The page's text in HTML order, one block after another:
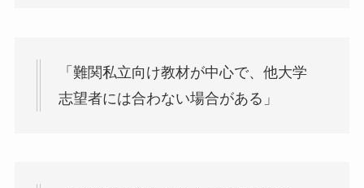
「難関私立向け教材が中心で、他大学
志望者には合わない場合がある」